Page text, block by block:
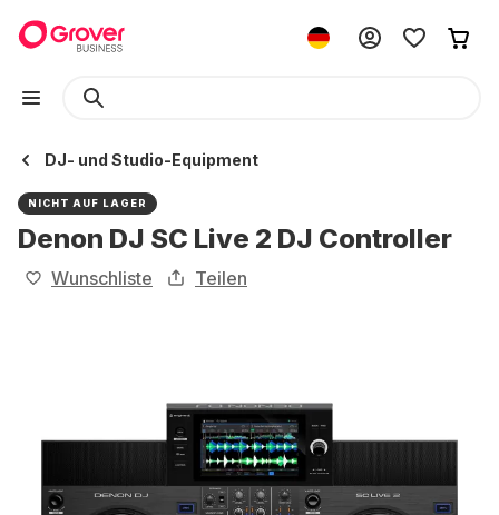
DJ- und Studio-Equipment
NICHT AUF LAGER
Denon DJ SC Live 2 DJ Controller
Wunschliste Teilen